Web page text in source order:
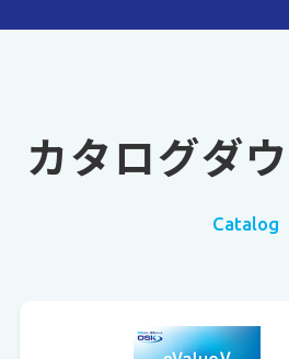
カタログダ
Catalog